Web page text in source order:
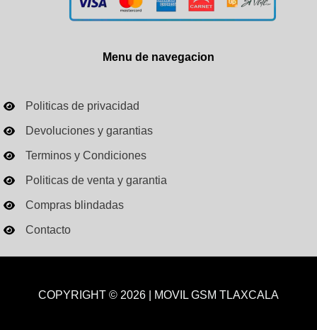
Menu de navegacion
Politicas de privacidad
Devoluciones y garantias
Terminos y Condiciones
Politicas de venta y garantia
Compras blindadas
Contacto
COPYRIGHT © 2026 | MOVIL GSM TLAXCALA